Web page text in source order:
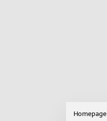
Homepage